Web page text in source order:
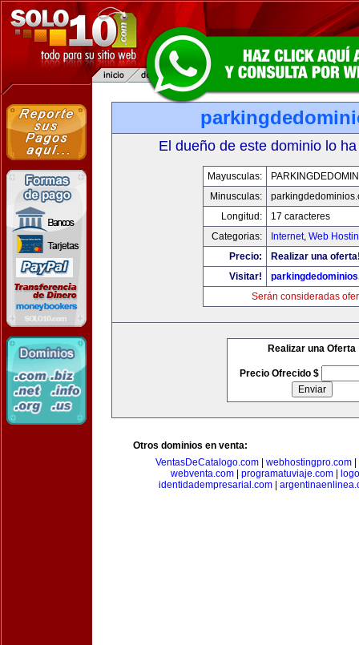
El dueño de este dominio lo
Mayusculas:
Minusculas:
Longitud:
17 caracteres
Categorias:
Internet, Web
Precio:
Realizar una
Visitar!
Serán consideradas
Realizar una Oferta
Precio Ofrecido $
Otros dominios en venta:
VentasDeCatalogo.com| webhostingpro.com|
webventa.com
programatuviaje.com
identidadempresarial.com